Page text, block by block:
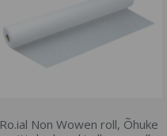
Ro.ial Non Wowen roll, Õhuke